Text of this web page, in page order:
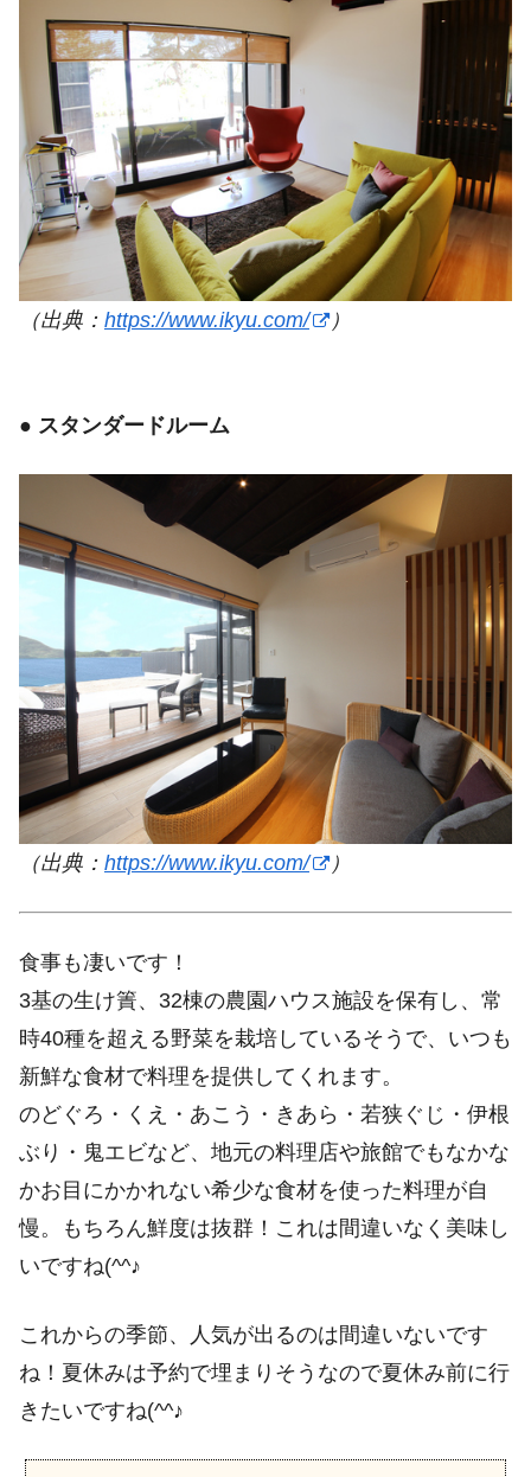
（出典： https://www.ikyu.com/ ）
● スタンダードルーム
（出典： https://www.ikyu.com/ ）
食事も凄いです！
3基の生け簀、32棟の農園ハウス施設を保有し、常
時40種を超える野菜を栽培しているそうで、いつも
新鮮な食材で料理を提供してくれます。
のどぐろ・くえ・あこう・きあら・若狭ぐじ・伊根
ぶり・鬼エビなど、地元の料理店や旅館でもなかな
かお目にかかれない希少な食材を使った料理が自
慢。もちろん鮮度は抜群！これは間違いなく美味し
いですね(^^♪
これからの季節、人気が出るのは間違いないです
ね！夏休みは予約で埋まりそうなので夏休み前に行
きたいですね(^^♪